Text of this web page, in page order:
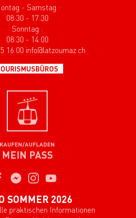
- Samstag :
08:30 - 17:30
Sonntag :
08:30 - 14:00
16 00 info@latzoumaz.ch
KAUFEN/AUFLADEN
MEIN PASS
SOMMER 2026
praktischen Informationen